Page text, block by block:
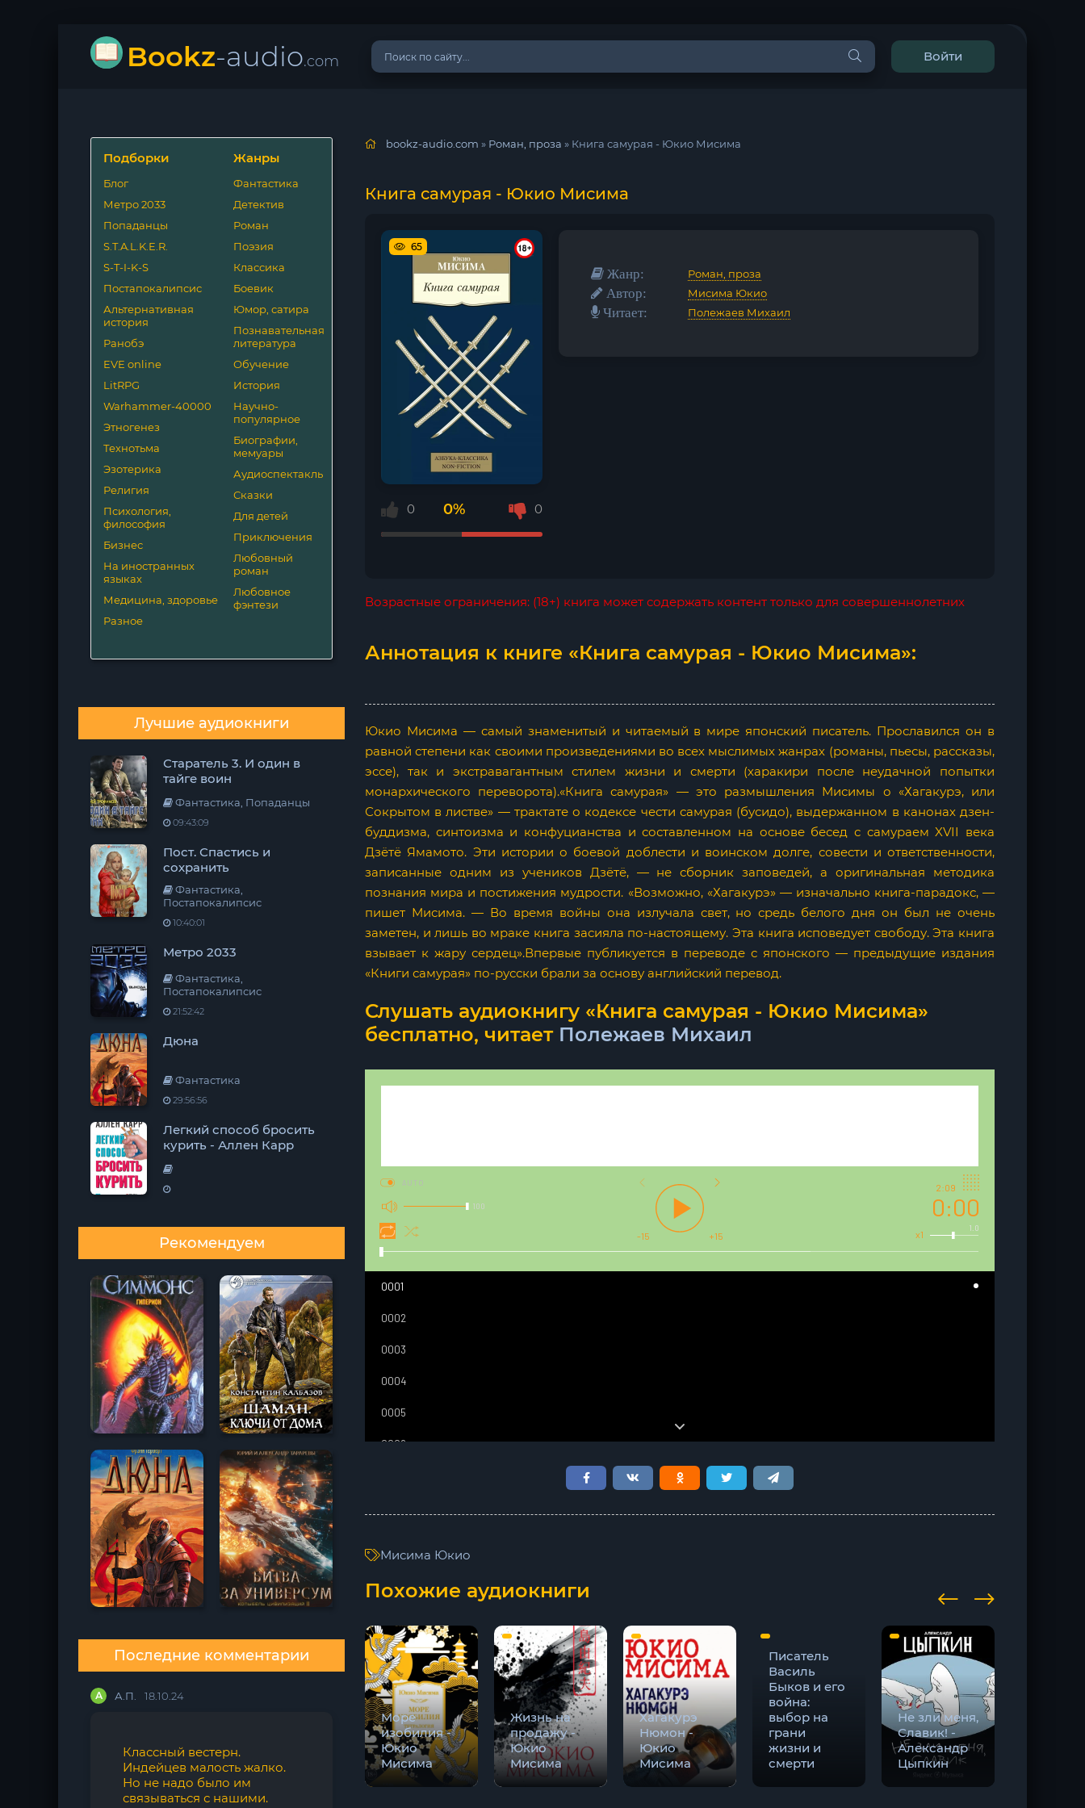
Bookz-audio.com Войти
Подборки
Блог
Метро 2033
Попаданцы
S.T.A.L.K.E.R.
S-T-I-K-S
Постапокалипсис
Альтернативная
история
Ранобэ
EVE online
LitRPG
Warhammer-40000
Этногенез
Технотьма
Эзотерика
Религия
Психология,
философия
Бизнес
На иностранных
языках
Медицина, здоровье
Разное
Жанры
Фантастика
Детектив
Роман
Поэзия
Классика
Боевик
Юмор, сатира
Познавательная
литература
Обучение
История
Научно-
популярное
Биографии,
мемуары
Аудиоспектакль
Сказки
Для детей
Приключения
Любовный
роман
Любовное
фэнтези
Лучшие аудиокниги
Старатель 3. И один в
тайге воин
Фантастика, Попаданцы
09:43:09
Пост. Спастись и
сохранить
Фантастика,
Постапокалипсис
10:40:01
Метро 2033
Фантастика,
Постапокалипсис
21:52:42
Дюна
Фантастика
29:56:56
Легкий способ бросить
курить - Аллен Карр
Рекомендуем
Последние комментарии
А А.П. 18.10.24
Классный вестерн.
Индейцев малость жалко.
Но не надо было им
связываться с нашими.
bookz-audio.com » Роман, проза » Книга самурая - Юкио Мисима
Книга самурая - Юкио Мисима
65
0 0% 0
Жанр: Роман, проза
Автор: Мисима Юкио
Читает: Полежаев Михаил
Возрастные ограничения: (18+) книга может содержать контент только для совершеннолетних
Аннотация к книге «Книга самурая - Юкио Мисима»:
Юкио Мисима — самый знаменитый и читаемый в мире японский писатель. Прославился он в
равной степени как своими произведениями во всех мыслимых жанрах (романы, пьесы, рассказы,
эссе), так и экстравагантным стилем жизни и смерти (харакири после неудачной попытки
монархического переворота).«Книга самурая» — это размышления Мисимы о «Хагакурэ, или
Сокрытом в листве» — трактате о кодексе чести самурая (бусидо), выдержанном в канонах дзен-
буддизма, синтоизма и конфуцианства и составленном на основе бесед с самураем XVII века
Дзётё Ямамото. Эти истории о боевой доблести и воинском долге, совести и ответственности,
записанные одним из учеников Дзётё, — не сборник заповедей, а оригинальная методика
познания мира и постижения мудрости. «Возможно, «Хагакурэ» — изначально книга-парадокс, —
пишет Мисима. — Во время войны она излучала свет, но средь белого дня он был не очень
заметен, и лишь во мраке книга засияла по-настоящему. Эта книга исповедует свободу. Эта книга
взывает к жару сердец».Впервые публикуется в переводе с японского — предыдущие издания
«Книги самурая» по-русски брали за основу английский перевод.
Слушать аудиокнигу «Книга самурая - Юкио Мисима»
бесплатно, читает Полежаев Михаил
100 0:00
2:09
1.0
x1
-15 +15
AUTO
0001
0002
0003
0004
0005
0006
0011
0012
0013
0014
0015
0016
0017
Мисима Юкио
Похожие аудиокниги
Море
изобилия -
Юкио
Мисима
Жизнь на
продажу -
Юкио
Мисима
Хагакурэ
Нюмон -
Юкио
Мисима
Писатель
Василь
Быков и его
война:
выбор на
грани
жизни и
смерти
Не зли меня,
Славик! -
Александр
Цыпкин